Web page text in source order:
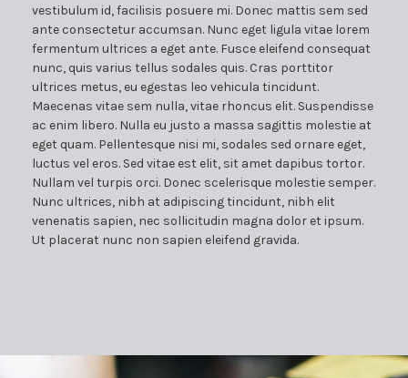
vestibulum id, facilisis posuere mi. Donec mattis sem sed
ante consectetur accumsan. Nunc eget ligula vitae lorem
fermentum ultrices a eget ante. Fusce eleifend consequat
nunc, quis varius tellus sodales quis. Cras porttitor
ultrices metus, eu egestas leo vehicula tincidunt.
Maecenas vitae sem nulla, vitae rhoncus elit. Suspendisse
ac enim libero. Nulla eu justo a massa sagittis molestie at
eget quam. Pellentesque nisi mi, sodales sed ornare eget,
luctus vel eros. Sed vitae est elit, sit amet dapibus tortor.
Nullam vel turpis orci. Donec scelerisque molestie semper.
Nunc ultrices, nibh at adipiscing tincidunt, nibh elit
venenatis sapien, nec sollicitudin magna dolor et ipsum.
Ut placerat nunc non sapien eleifend gravida.